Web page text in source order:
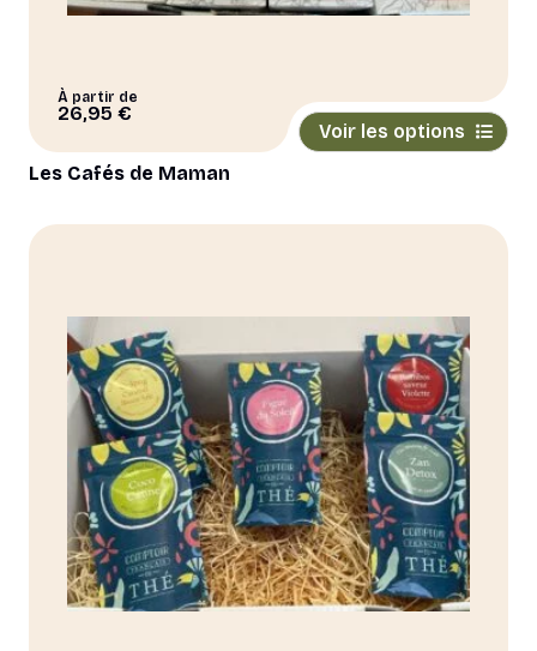
À partir de
26,95 €
Voir les options
Ce
a
variations.
être
choisies
sur
page
produit
Les Cafés de Maman